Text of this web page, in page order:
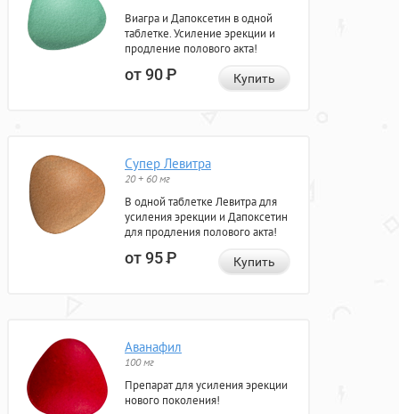
Виагра и Дапоксетин в одной
таблетке. Усиление эрекции и
продление полового акта!
от 90Р Купить
Супер Левитра
20 + 60 мг
В одной таблетке Левитра для
усиления эрекции и Дапоксетин
для продления полового акта!
от 95Р Купить
Аванафил
100 мг
Препарат для усиления эрекции
нового поколения!